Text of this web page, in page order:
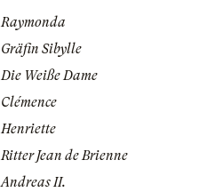
Raymonda
Gräfin Sibylle
Die Weiße Dame
Clémence
Henriette
Ritter Jean de Brienne
Andreas II.